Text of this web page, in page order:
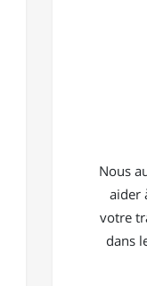
Nous
aider
votre
dans